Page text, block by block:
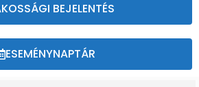
BEJELENTÉS
ESEMÉNYNAPTÁR